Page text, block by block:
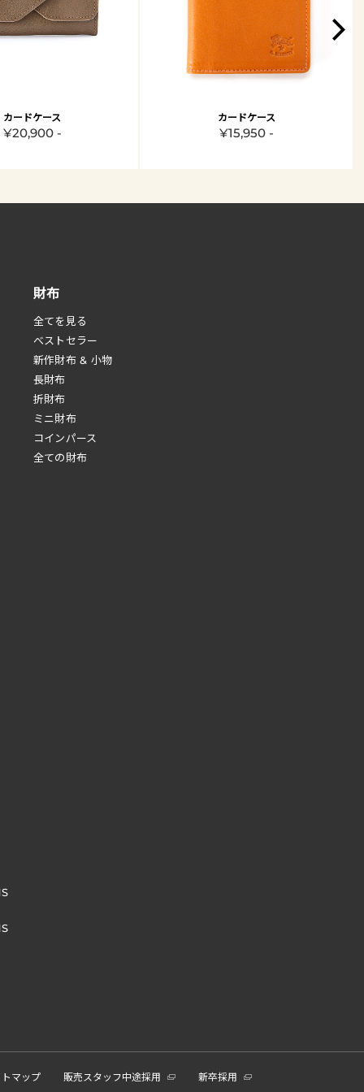
カードケース
¥20,900 -
カードケース
¥15,950 -
財布
全てを見る
べストセラー
新作財布 & 小物
長財布
折財布
ミニ財布
コインパース
全ての財布
マップ 販売スタッフ中途採用 新卒採用